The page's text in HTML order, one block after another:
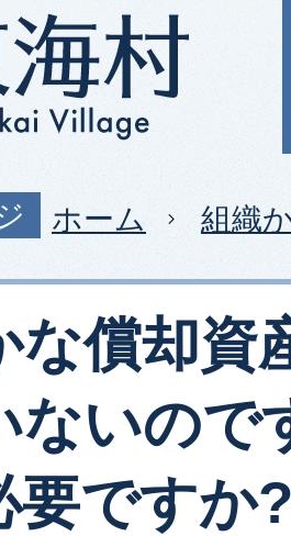
ホーム 組織
な償却資
ないので
要ですか